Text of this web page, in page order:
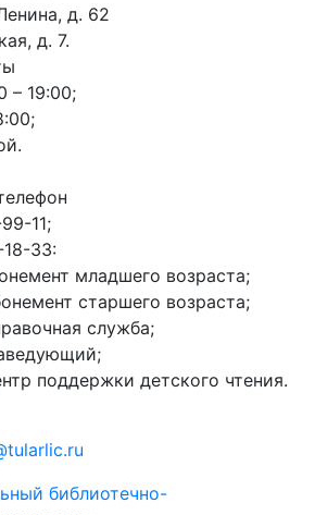
д. 62
д. 7.
– 19:00;
11;
33:
младшего возраста;
старшего возраста;
служба;
поддержки детского чтения.
библиотечно-